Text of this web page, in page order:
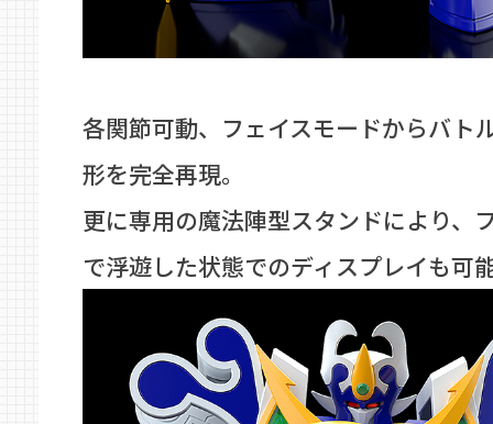
各関節可動、フェイスモードからバト
形を完全再現。
更に専用の魔法陣型スタンドにより、
で浮遊した状態でのディスプレイも可